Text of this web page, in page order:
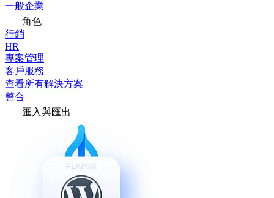
一般企業
角色
行銷
HR
專案管理
客戶服務
查看所有解決方案
整合
匯入與匯出